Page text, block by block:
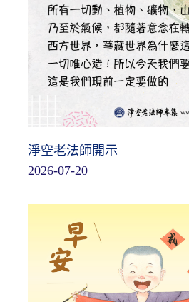
淨空老法師開示
2026-07-20